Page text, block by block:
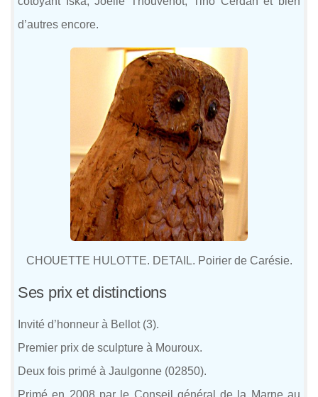
d’autres encore.
CHOUETTE HULOTTE. DETAIL. Poirier de Carésie.
Ses prix et distinctions
Invité d’honneur à Bellot (3).
Premier prix de sculpture à Mouroux.
Deux fois primé à Jaulgonne (02850).